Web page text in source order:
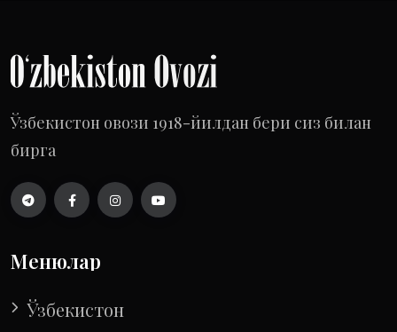
Ўзбекистон овози 1918-йилдан бери сиз билан
бирга
Менюлар
Ўзбекистон